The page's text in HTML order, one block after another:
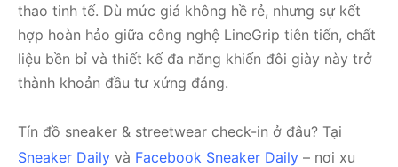
thao tinh tế. Dù mức giá không hề rẻ, nhưng sự kết
hợp hoàn hảo giữa công nghệ LineGrip tiên tiến, chất
liệu bền bỉ và thiết kế đa năng khiến đôi giày này trở
thành khoản đầu tư xứng đáng.
Tín đồ sneaker & streetwear check-in ở đâu? Tại
Sneaker Daily và Facebook Sneaker Daily – nơi xu